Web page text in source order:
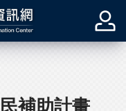
補助計畫